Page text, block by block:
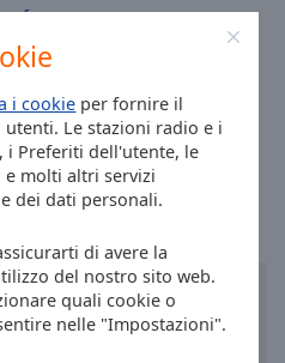
i cookie per fornire il
Le stazioni radio e i
i Preferiti dell'utente, le
molti altri servizi
dei dati personali.
di avere la
del nostro sito web.
quali cookie o
nelle "Impostazioni".
: 20:09,08.06.2026